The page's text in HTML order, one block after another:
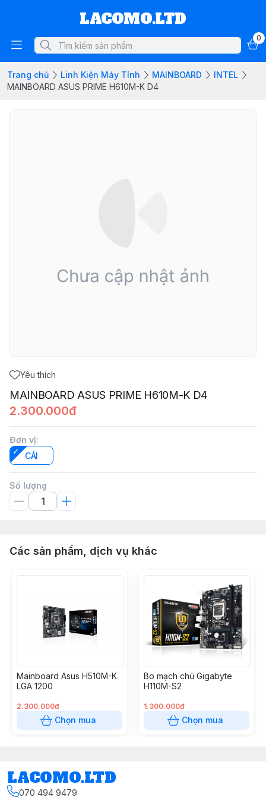
LACOMO.LTD
0
Trang chủ Linh Kiện Máy Tính MAINBOARD
INTEL
MAINBOARD ASUS PRIME H610M-K D4
Yêu thích
MAINBOARD ASUS PRIME H610M-K D4
2.300.000đ
Đơn vị:
CÁI
Số lượng
Các sản phẩm, dịch vụ khác
Mainboard Asus H510M-K
LGA 1200
2.300.000đ
Chọn mua
Bo mạch chủ Gigabyte
H110M-S2
1.300.000đ
Chọn mua
LACOMO.LTD
070 494 9479